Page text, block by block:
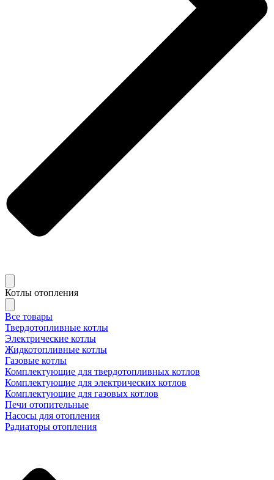
Котлы отопления
Все товары
Твердотопливные котлы
Электрические котлы
Жидкотопливные котлы
Газовые котлы
Комплектующие для твердотопливных котлов
Комплектующие для электрических котлов
Комплектующие для газовых котлов
Печи отопительные
Насосы для отопления
Радиаторы отопления